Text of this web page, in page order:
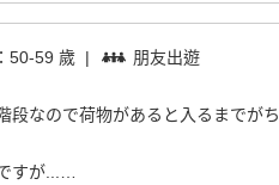
50-59 歲 | 朋友出遊
段なので荷物があると入るまでがち
すが...